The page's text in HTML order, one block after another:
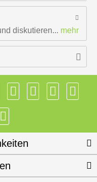
diskutieren... mehr